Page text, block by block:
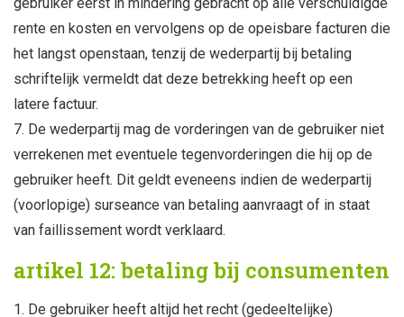
rente en kosten en vervolgens op de opeisbare facturen die
het langst openstaan, tenzij de wederpartij bij betaling
schriftelijk vermeldt dat deze betrekking heeft op een
latere factuur.
De wederpartij mag de vorderingen van de gebruiker niet
verrekenen met eventuele tegenvorderingen die hij op de
gebruiker heeft. Dit geldt eveneens indien de wederpartij
(voorlopige) surseance van betaling aanvraagt of in staat
van faillissement wordt verklaard.
artikel 12: betaling bij consumenten
De gebruiker heeft altijd het recht (gedeeltelijke)